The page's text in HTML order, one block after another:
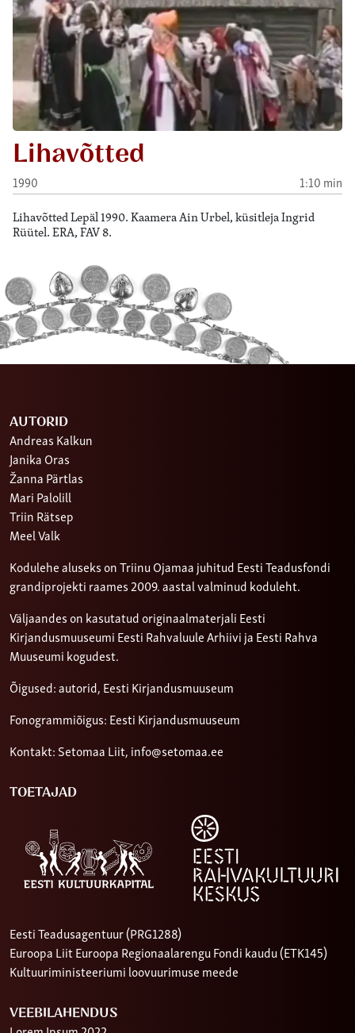
Lihavõtted
1990 1:10 min
Lihavõtted Lepäl 1990. Kaamera Ain Urbel, küsitleja Ingrid
Rüütel. ERA, FAV 8.
AUTORID
Andreas Kalkun
Janika Oras
Žanna Pärtlas
Mari Palolill
Triin Rätsep
Meel Valk
Kodulehe aluseks on Triinu Ojamaa juhitud Eesti Teadusfondi
grandiprojekti raames 2009. aastal valminud koduleht.
Väljaandes on kasutatud originaalmaterjali Eesti
Kirjandusmuuseumi Eesti Rahvaluule Arhiivi ja Eesti Rahva
Muuseumi kogudest.
Õigused: autorid, Eesti Kirjandusmuuseum
Fonogrammiõigus: Eesti Kirjandusmuuseum
Kontakt: Setomaa Liit, info@setomaa.ee
TOETAJAD
Eesti Teadusagentuur (PRG1288)
Euroopa Liit Euroopa Regionaalarengu Fondi kaudu (ETK145)
Kultuuriministeeriumi loovuurimuse meede
VEEBILAHENDUS